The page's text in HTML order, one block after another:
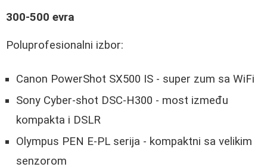
300-500 evra
Poluprofesionalni izbor:
Canon PowerShot SX500 IS - super zum sa WiFi
Sony Cyber-shot DSC-H300 - most između
kompakta i DSLR
Olympus PEN E-PL serija - kompaktni sa velikim
senzorom